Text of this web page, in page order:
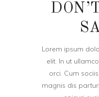
Lorem ipsum
elit. In ut
orci. Cum
magnis dis